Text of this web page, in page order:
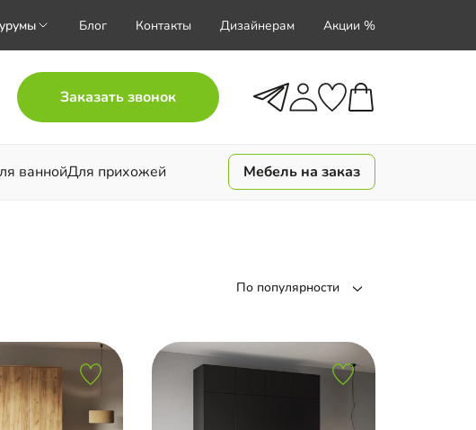
Блог Контакты Дизайнерам Акции %
Заказать звонок
ваннойДля прихожей Мебель на заказ
По популярности